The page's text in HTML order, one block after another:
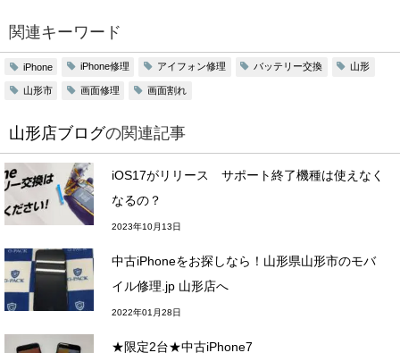
関連キーワード
iPhone iPhone修理 アイフォン修理 バッテリー交換 山形
山形市 画面修理 画面割れ
山形店ブログの関連記事
iOS17がリリース サポート終了機種は使えなく
なるの？
2023年10月13日
中古iPhoneをお探しなら！山形県山形市のモバ
イル修理.jp 山形店へ
2022年01月28日
★限定2台★中古iPhone7